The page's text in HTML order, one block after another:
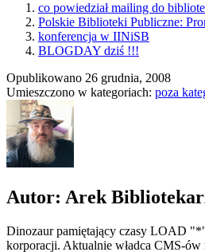
co powiedział mailing do
Polskie Biblioteki Publiczne:
konferencja w IINiSB
BLOGDAY dziś !!!
Opublikowano 26 grudnia, 2008
Umieszczono w kategoriach: poza
Autor: Arek
Dinozaur pamiętający czasy LOAD
korporacji. Aktualnie władca CMS-ów